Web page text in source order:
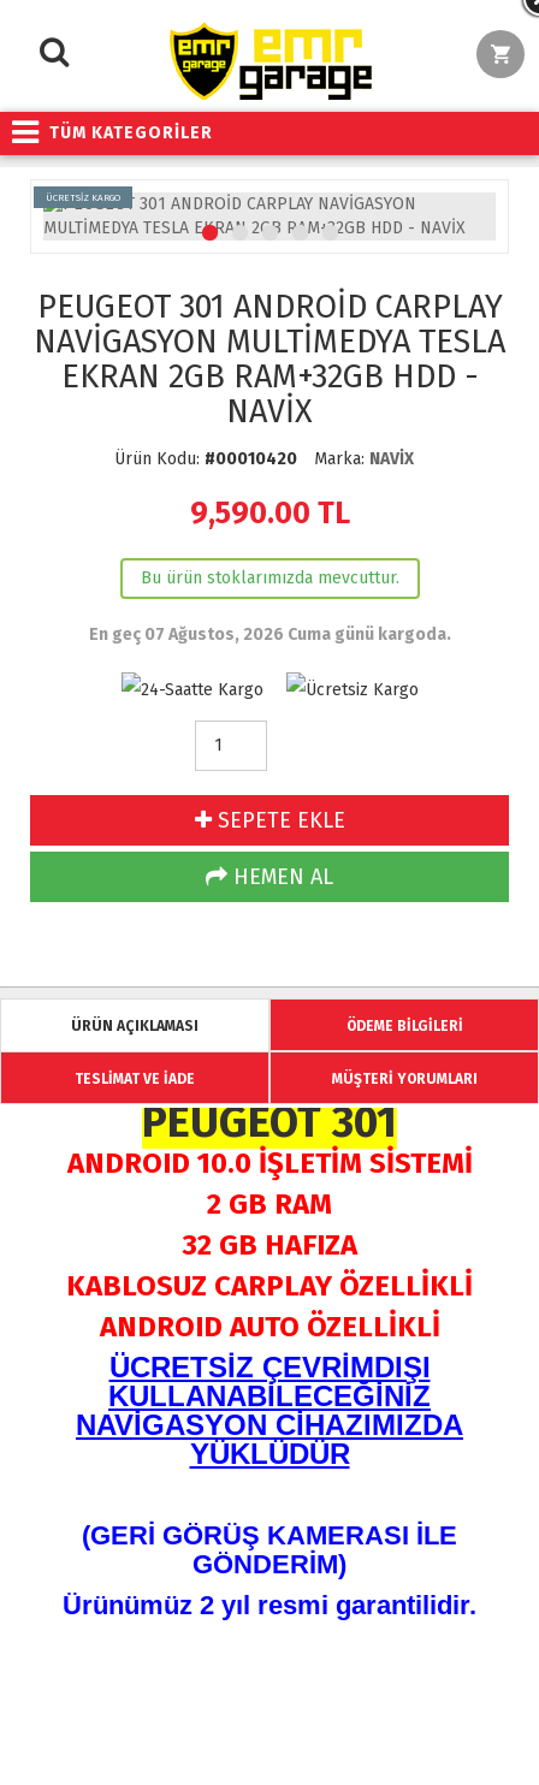
TÜM KATEGORİLER
ÜCRETSİZ KARGO
PEUGEOT 301 ANDROİD CARPLAY
NAVİGASYON MULTİMEDYA TESLA
EKRAN 2GB RAM+32GB HDD -
NAVİX
Ürün Kodu: #00010420 Marka: NAVİX
9,590.00 TL
Bu ürün stoklarımızda mevcuttur.
En geç 07 Ağustos, 2026 Cuma günü kargoda.
SEPETE EKLE
HEMEN AL
ÜRÜN AÇIKLAMASI ÖDEME BİLGİLERİ
TESLİMAT VE İADE MÜŞTERİ YORUMLARI
PEUGEOT 301
ANDROID 10.0 İŞLETİM SİSTEMİ
2 GB RAM
32 GB HAFIZA
KABLOSUZ CARPLAY ÖZELLİKLİ
ANDROID AUTO ÖZELLİKLİ
ÜCRETSİZ ÇEVRİMDIŞI
KULLANABİLECEĞİNİZ
NAVİGASYON CİHAZIMIZDA
YÜKLÜDÜR
(GERİ GÖRÜŞ KAMERASI İLE
GÖNDERİM)
Ürünümüz 2 yıl resmi garantilidir.